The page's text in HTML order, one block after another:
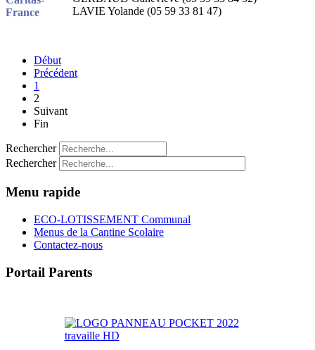
LAVIE Yolande (05 59 33 81 47)
Début
Précédent
1
2
Suivant
Fin
Rechercher
Rechercher
Menu rapide
ECO-LOTISSEMENT Communal
Menus de la Cantine Scolaire
Contactez-nous
Portail Parents